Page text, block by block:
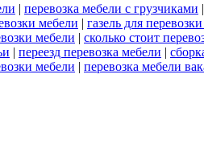
| перевозка мебели с грузчиками |
мебели | газель для
мебели | сколько стоит
| переезд перевозка мебели |
мебели | перевозка мебели